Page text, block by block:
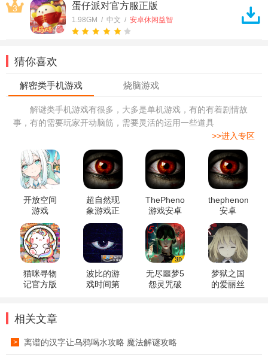
3 蛋仔派对官方服正版
1.98GM / 中文 / 安卓休闲益智
猜你喜欢
解谜类手机游戏有很多，大多是单机游戏，有的有着剧情故
事，有的需要玩家开动脑筋，需要灵活的运用一些道具
>>进入专区
开放空间
游戏
超自然现
象游戏正
版
ThePhenomenon
游戏安卓
版
安卓
猫咪寻物
记官方版
波比的游
戏时间第
无尽噩梦5
怨灵咒破
梦狱之国
的爱丽丝
相关文章
> 离谱的汉字让乌鸦喝水攻略 魔法解谜攻略